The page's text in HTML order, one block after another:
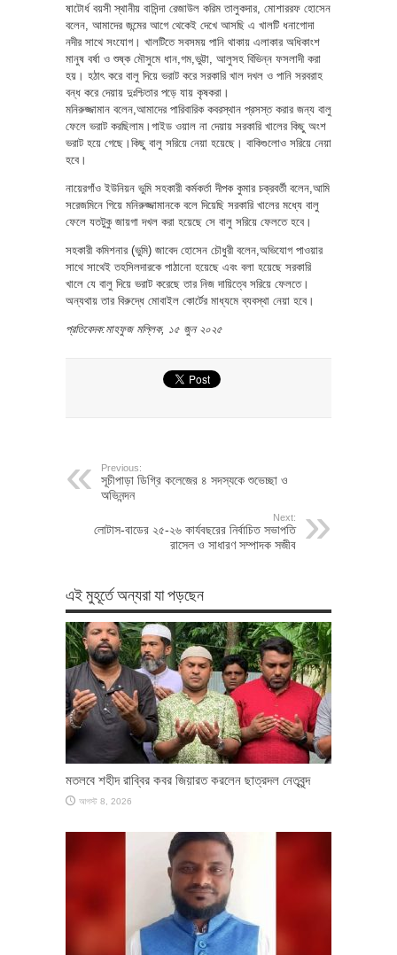
ষাটোর্ধ বয়সী স্থানীয় বাসিন্দা রেজাউল করিম তালুকদার, মোশাররফ হোসেন
বলেন, আমাদের জন্মের আগে থেকেই দেখে আসছি এ খালটি ধনাগোদা
নদীর সাথে সংযোগ। খালটিতে সবসময় পানি থাকায় এলাকার অধিকাংশ
মানুষ বর্ষা ও শুষ্ক মৌসুমে ধান,গম,ভুট্টা, আলুসহ বিভিন্ন ফসলাদী করা
হয়। হঠাৎ করে বালু দিয়ে ভরাট করে সরকারি খাল দখল ও পানি সরবরাহ
বন্ধ করে দেয়ায় দুঃশ্চিতার পড়ে যায় কৃষকরা।
মনিরুজ্জামান বলেন,আমাদের পারিবারিক কবরস্থান প্রসস্ত করার জন্য বালু
ফেলে ভরাট করছিলাম।গাইড ওয়াল না দেয়ায় সরকারি খালের কিছু অংশ
ভরাট হয়ে গেছে।কিছু বালু সরিয়ে নেয়া হয়েছে। বাকিগুলোও সরিয়ে নেয়া
হবে।
নায়েরগাঁও ইউনিয়ন ভুমি সহকারী কর্মকর্তা দীপক কুমার চক্রবর্তী বলেন,আমি
সরেজমিনে গিয়ে মনিরুজ্জামানকে বলে দিয়েছি সরকারি খালের মধ্যে বালু
ফেলে যতটুকু জায়গা দখল করা হয়েছে সে বালু সরিয়ে ফেলতে হবে।
সহকারী কমিশনার (ভুমি) জাবেদ হোসেন চৌধুরী বলেন,অভিযোগ পাওয়ার
সাথে সাথেই তহসিলদারকে পাঠানো হয়েছে এবং বলা হয়েছে সরকারি
খালে যে বালু দিয়ে ভরাট করেছে তার নিজ দায়িত্বে সরিয়ে ফেলতে।
অন্যথায় তার বিরুদ্ধে মোবাইল কোর্টের মাধ্যমে ব্যবস্থা নেয়া হবে।
প্রতিবেদক:মাহফুজ মল্লিক, ১৫ জুন ২০২৫
Previous:
সূচীপাড়া ডিগ্রি কলেজের ৪ সদস্যকে শুভেচ্ছা ও
অভিনন্দন
Next:
লোটাস-বাডের ২৫-২৬ কার্যবছরের নির্বাচিত সভাপতি
রাসেল ও সাধারণ সম্পাদক সজীব
এই মুহূর্তে অন্যরা যা পড়ছেন
মতলবে শহীদ রাব্বির কবর জিয়ারত করলেন ছাত্রদল নেতৃবৃন্দ
আগস্ট 8, 2026